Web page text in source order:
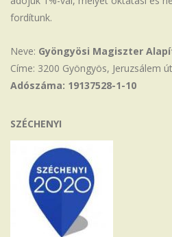
fordítunk.
Neve: Gyöngyösi Magiszter
Címe: 3200 Gyöngyös, Jeruzsálem
Adószáma: 19137528-1-10
SZÉCHENYI